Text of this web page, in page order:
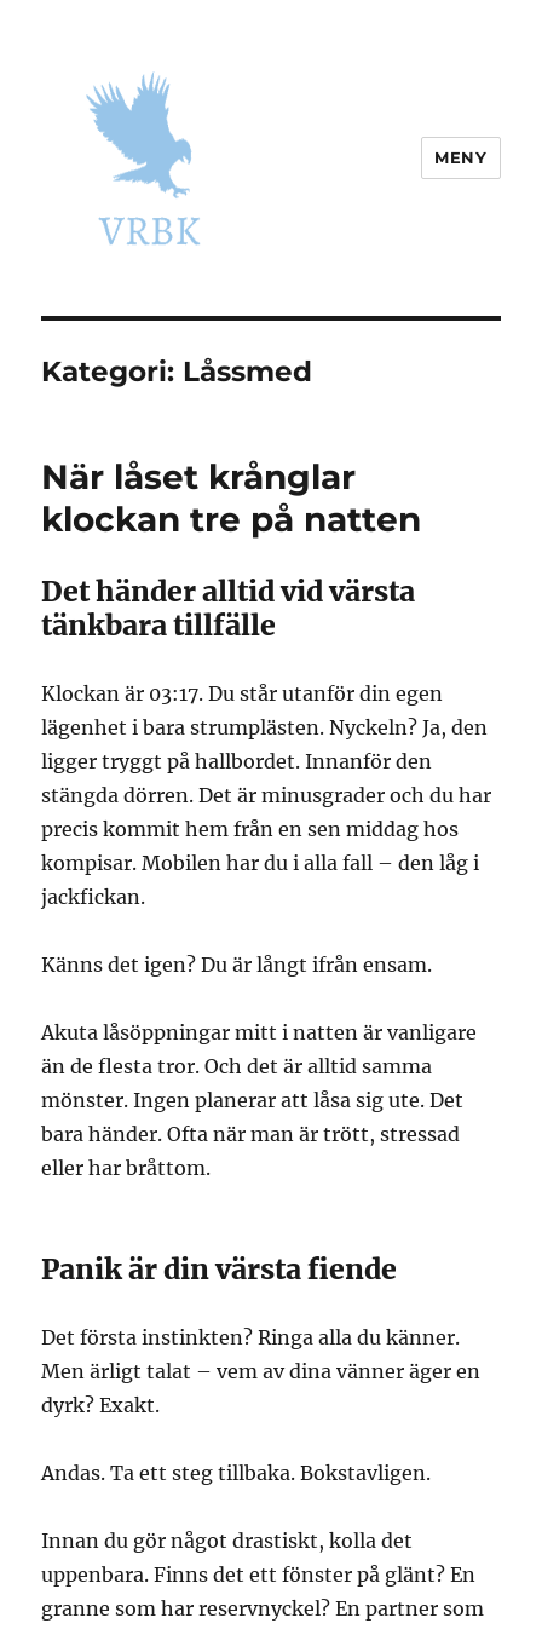
MENY
Kategori: Låssmed
När låset krånglar
klockan tre på natten
Det händer alltid vid värsta
tänkbara tillfälle
Klockan är 03:17. Du står utanför din egen
lägenhet i bara strumplästen. Nyckeln? Ja, den
ligger tryggt på hallbordet. Innanför den
stängda dörren. Det är minusgrader och du har
precis kommit hem från en sen middag hos
kompisar. Mobilen har du i alla fall – den låg i
jackfickan.
Känns det igen? Du är långt ifrån ensam.
Akuta låsöppningar mitt i natten är vanligare
än de flesta tror. Och det är alltid samma
mönster. Ingen planerar att låsa sig ute. Det
bara händer. Ofta när man är trött, stressad
eller har bråttom.
Panik är din värsta fiende
Det första instinkten? Ringa alla du känner.
Men ärligt talat – vem av dina vänner äger en
dyrk? Exakt.
Andas. Ta ett steg tillbaka. Bokstavligen.
Innan du gör något drastiskt, kolla det
uppenbara. Finns det ett fönster på glänt? En
granne som har reservnyckel? En partner som